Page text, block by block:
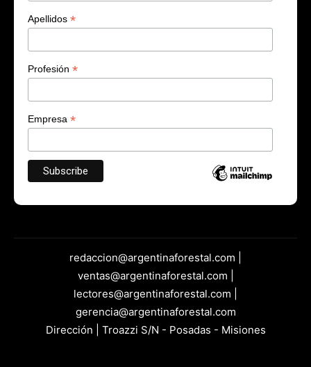
Apellidos *
Profesión *
Empresa *
redaccion@argentinaforestal.com |
ventas@argentinaforestal.com |
lectores@argentinaforestal.com |
gerencia@argentinaforestal.com
Dirección | Troazzi S/N - Posadas - Misiones